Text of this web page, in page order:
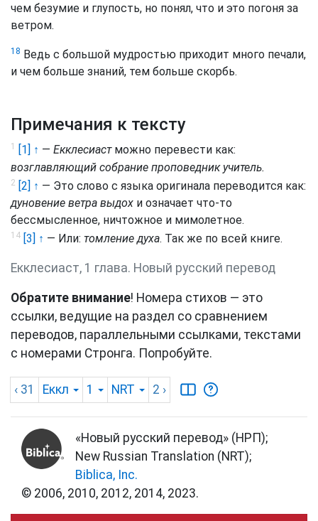
чем безумие и глупость, но понял, что и это погоня за
ветром.
18 Ведь с большой мудростью приходит много печали,
и чем больше знаний, тем больше скорбь.
Примечания к тексту
1 [1] ↑ — Екклесиаст можно перевести как:
возглавляющий собрание проповедник учитель.
2 [2] ↑ — Это слово с языка оригинала переводится как:
дуновение ветра выдох и означает что-то
бессмысленное, ничтожное и мимолетное.
14 [3] ↑ — Или: томление духа. Так же по всей книге.
Екклесиаст, 1 глава. Новый русский перевод
Обратите внимание! Номера стихов — это
ссылки, ведущие на раздел со сравнением
переводов, параллельными ссылками, текстами
с номерами Стронга. Попробуйте.
‹ 31 Еккл 1 NRT 2 ›
«Новый русский перевод» (НРП);
New Russian Translation (NRT);
Biblica, Inc.
© 2006, 2010, 2012, 2014, 2023.